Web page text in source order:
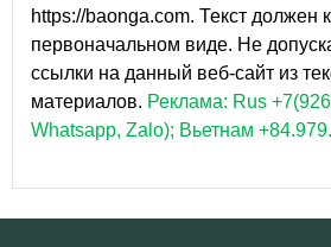
https://baonga.com. Текст должен
первоначальном виде. Не
ссылки на данный веб-сайт из
материалов. Реклама: Rus
Whatsapp, Zalo); Вьетнам